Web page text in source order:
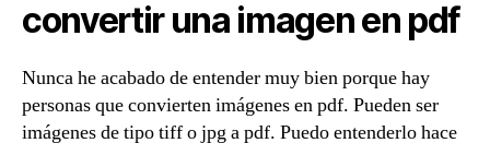
convertir una imagen en pdf
Nunca he acabado de entender muy bien porque hay
personas que convierten imágenes en pdf. Pueden ser
imágenes de tipo tiff o jpg a pdf. Puedo entenderlo hace